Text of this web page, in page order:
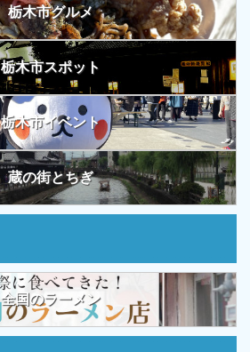
栃木市グルメ
栃木市スポット
栃木市イベント
蔵の街とちぎ
全国のラーメン